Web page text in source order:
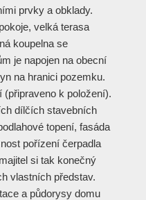
prvky a obklady.
velká terasa
koupelna se
je napojen na obecní
na hranici pozemku.
k položení).
dílčích stavebních
topení, fasáda
pořízení čerpadla
si tak konečný
vlastních představ.
a půdorysy domu